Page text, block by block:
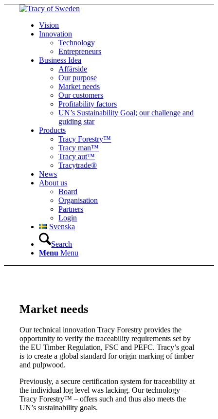
Vision
Innovation
Technology
Entrepreneurs
Business Idea
Affärside
Our purpose
Market needs
Our customers
Profitability factors
UN’s Sustainability Goal; our challenge and
guiding star
Products
Tracy Forestry™
Tracy man™
Tracy aut™
Tracytrade®
News
About us
Board
Organisation
Partners
Login
Svenska
Search
Menu Menu
Market needs
Our technical innovation Tracy Forestry provides the
opportunity to verify the traceability requirements set by
the EU Timber Regulation, FSC and PEFC. Tracy’s goal
is to create a global standard for origin marking of timber
and pulpwood.
Previously, a secure certification system for traceability at
the individual log level was lacking. Our technology –
Tracy Forestry™ – offers such and thus also meets the
UN’s sustainability goals.